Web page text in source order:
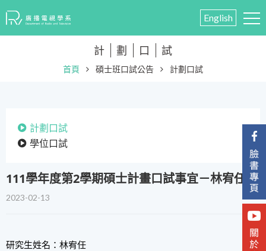
English
計 劃 口 試
首頁 碩士班口試公告 計劃口試
計劃口試
學位口試
111學年度第2學期碩士計畫口試事宜－林宥任
2023-02-13
研究生姓名：林宥任